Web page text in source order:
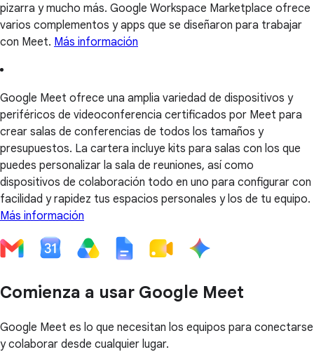
pizarra y mucho más. Google Workspace Marketplace ofrece
varios complementos y apps que se diseñaron para trabajar
con Meet. Más información
Google Meet ofrece una amplia variedad de dispositivos y
periféricos de videoconferencia certificados por Meet para
crear salas de conferencias de todos los tamaños y
presupuestos. La cartera incluye kits para salas con los que
puedes personalizar la sala de reuniones, así como
dispositivos de colaboración todo en uno para configurar con
facilidad y rapidez tus espacios personales y los de tu equipo.
Más información
Comienza a usar Google Meet
Google Meet es lo que necesitan los equipos para conectarse
y colaborar desde cualquier lugar.